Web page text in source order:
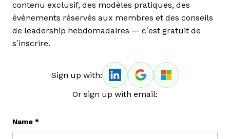
contenu exclusif, des modèles pratiques, des
événements réservés aux membres et des conseils
de leadership hebdomadaires — c’est gratuit de
s’inscrire.
Sign up with:
Or sign up with email:
Name *